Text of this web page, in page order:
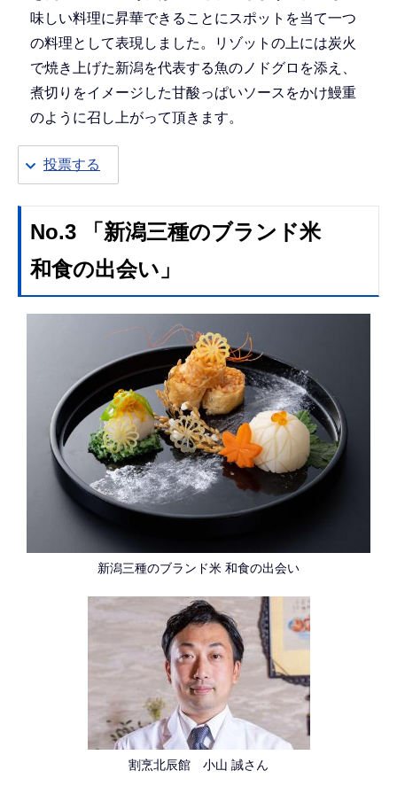
味しい料理に昇華できることにスポットを当て一つ
の料理として表現しました。リゾットの上には炭火
で焼き上げた新潟を代表する魚のノドグロを添え、
煮切りをイメージした甘酸っぱいソースをかけ鰻重
のように召し上がって頂きます。
投票する
No.3 「新潟三種のブランド米
和食の出会い」
新潟三種のブランド米 和食の出会い
割烹北辰館 小山 誠さん